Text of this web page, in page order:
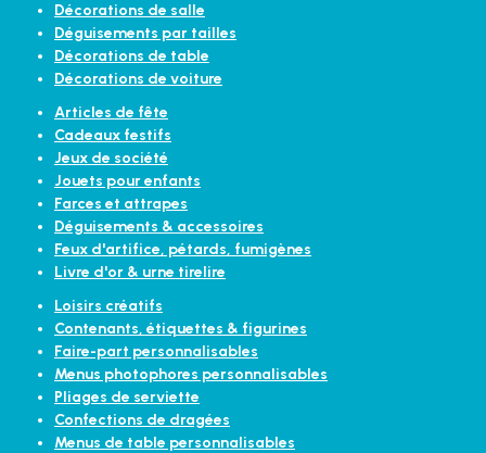
Décorations de salle
Déguisements par tailles
Décorations de table
Décorations de voiture
Articles de fête
Cadeaux festifs
Jeux de société
Jouets pour enfants
Farces et attrapes
Déguisements & accessoires
Feux d'artifice, pétards, fumigènes
Livre d'or & urne tirelire
Loisirs créatifs
Contenants, étiquettes & figurines
Faire-part personnalisables
Menus photophores personnalisables
Pliages de serviette
Confections de dragées
Menus de table personnalisables